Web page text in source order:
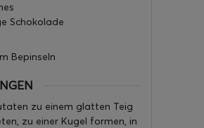
Schokolade
Bepinseln
zu einem glatten Teig
zu einer Kugel formen, in